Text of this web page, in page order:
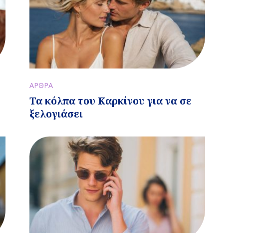
ΑΡΘΡΑ
Τα κόλπα του Καρκίνου για να σε
ξελογιάσει